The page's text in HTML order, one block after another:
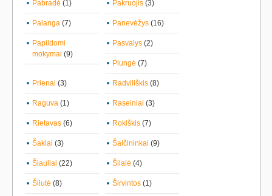
Pabradė (1) Pakruojis (3)
Palanga (7) Panevėžys (16)
Papildomi
mokymai (9)
Pasvalys (2)
Plungė (7)
Prienai (3) Radviliškis (8)
Raguva (1) Raseiniai (3)
Rietavas (6) Rokiškis (7)
Šakiai (3) Šalčininkai (9)
Šiauliai (22) Šilalė (4)
Šilutė (8) Širvintos (1)